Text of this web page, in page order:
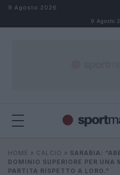
Salta al contenuto
9 Agosto 2026
9 Agosto
Cerca
HOME » CALCIO » SARABIA:
DOMINIO SUPERIORE PER UNA
PARTITA RISPETTO A LORO.”